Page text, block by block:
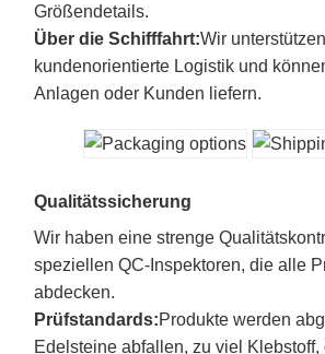
Größendetails.
Über die Schifffahrt:Wir unterstützen
kundenorientierte Logistik und
Anlagen oder Kunden liefern.
Qualitätssicherung
Wir haben eine strenge
speziellen QC-Inspektoren, die alle
abdecken.
Prüfstandards:Produkte werden
Edelsteine abfallen, zu viel Klebstoff,